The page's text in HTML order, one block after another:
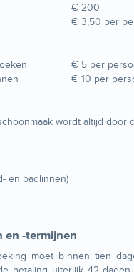
€ 200
€ 3,50 per
€ 5 per
€ 10 per
wordt altijd door
en badlinnen)
en -termijnen
moet binnen tien